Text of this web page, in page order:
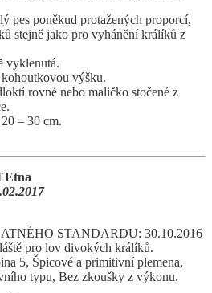
poněkud protažených proporcí,
stejně jako pro vyhánění králíků z
vyklenutá.
výšku.
rovné nebo maličko stočené z
– 30 cm.
STANDARDU: 30.10.2016
pro lov divokých králíků.
5, Špicové a primitivní plemena,
typu, Bez zkoušky z výkonu.